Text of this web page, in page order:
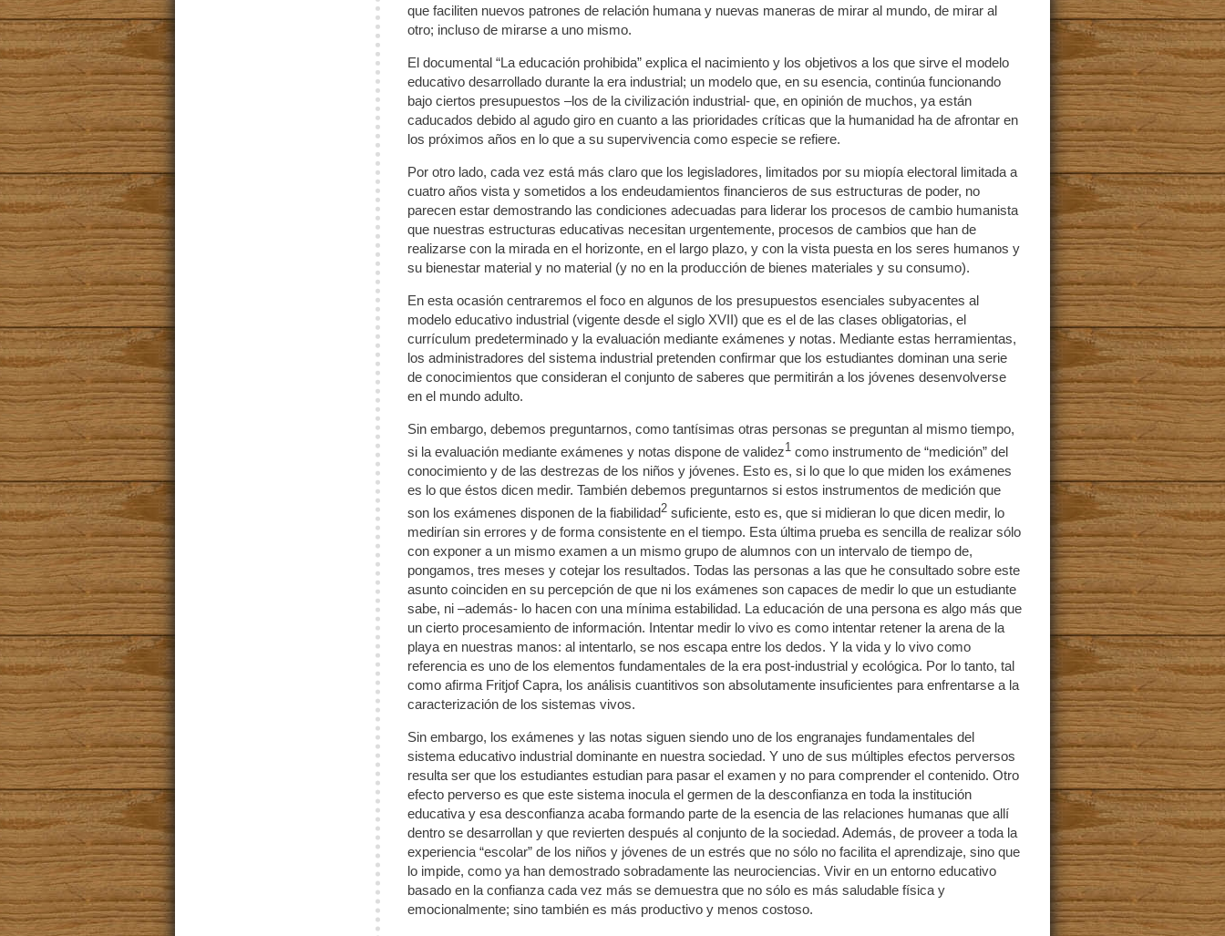
que faciliten nuevos patrones de relación humana y nuevas maneras de mirar al mundo, de mirar al
otro; incluso de mirarse a uno mismo.
El documental “La educación prohibida” explica el nacimiento y los objetivos a los que sirve el modelo
educativo desarrollado durante la era industrial; un modelo que, en su esencia, continúa funcionando
bajo ciertos presupuestos –los de la civilización industrial- que, en opinión de muchos, ya están
caducados debido al agudo giro en cuanto a las prioridades críticas que la humanidad ha de afrontar en
los próximos años en lo que a su supervivencia como especie se refiere.
Por otro lado, cada vez está más claro que los legisladores, limitados por su miopía electoral limitada a
cuatro años vista y sometidos a los endeudamientos financieros de sus estructuras de poder, no
parecen estar demostrando las condiciones adecuadas para liderar los procesos de cambio humanista
que nuestras estructuras educativas necesitan urgentemente, procesos de cambios que han de
realizarse con la mirada en el horizonte, en el largo plazo, y con la vista puesta en los seres humanos y
su bienestar material y no material (y no en la producción de bienes materiales y su consumo).
En esta ocasión centraremos el foco en algunos de los presupuestos esenciales subyacentes al
modelo educativo industrial (vigente desde el siglo XVII) que es el de las clases obligatorias, el
currículum predeterminado y la evaluación mediante exámenes y notas. Mediante estas herramientas,
los administradores del sistema industrial pretenden confirmar que los estudiantes dominan una serie
de conocimientos que consideran el conjunto de saberes que permitirán a los jóvenes desenvolverse
en el mundo adulto.
Sin embargo, debemos preguntarnos, como tantísimas otras personas se preguntan al mismo tiempo,
si la evaluación mediante exámenes y notas dispone de validez1 como instrumento de “medición” del
conocimiento y de las destrezas de los niños y jóvenes. Esto es, si lo que lo que miden los exámenes
es lo que éstos dicen medir. También debemos preguntarnos si estos instrumentos de medición que
son los exámenes disponen de la fiabilidad2 suficiente, esto es, que si midieran lo que dicen medir, lo
medirían sin errores y de forma consistente en el tiempo. Esta última prueba es sencilla de realizar sólo
con exponer a un mismo examen a un mismo grupo de alumnos con un intervalo de tiempo de,
pongamos, tres meses y cotejar los resultados. Todas las personas a las que he consultado sobre este
asunto coinciden en su percepción de que ni los exámenes son capaces de medir lo que un estudiante
sabe, ni –además- lo hacen con una mínima estabilidad. La educación de una persona es algo más que
un cierto procesamiento de información. Intentar medir lo vivo es como intentar retener la arena de la
playa en nuestras manos: al intentarlo, se nos escapa entre los dedos. Y la vida y lo vivo como
referencia es uno de los elementos fundamentales de la era post-industrial y ecológica. Por lo tanto, tal
como afirma Fritjof Capra, los análisis cuantitivos son absolutamente insuficientes para enfrentarse a la
caracterización de los sistemas vivos.
Sin embargo, los exámenes y las notas siguen siendo uno de los engranajes fundamentales del
sistema educativo industrial dominante en nuestra sociedad. Y uno de sus múltiples efectos perversos
resulta ser que los estudiantes estudian para pasar el examen y no para comprender el contenido. Otro
efecto perverso es que este sistema inocula el germen de la desconfianza en toda la institución
educativa y esa desconfianza acaba formando parte de la esencia de las relaciones humanas que allí
dentro se desarrollan y que revierten después al conjunto de la sociedad. Además, de proveer a toda la
experiencia “escolar” de los niños y jóvenes de un estrés que no sólo no facilita el aprendizaje, sino que
lo impide, como ya han demostrado sobradamente las neurociencias. Vivir en un entorno educativo
basado en la confianza cada vez más se demuestra que no sólo es más saludable física y
emocionalmente; sino también es más productivo y menos costoso.